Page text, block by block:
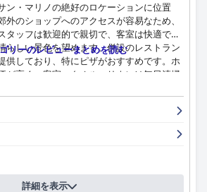
ン・マリノの絶好のロケーションに位置
外のショップへのアクセスが容易なため、
タッフは歓迎的で親切で、客室は快適で
らしい景色を望めます。併設のレストラン
供しており、特にピザがおすすめです。ホ
が高く、客室、タオル、リネンは毎日清掃
フはフレンドリーで親切、そして協力的で
ゲストの体験を真に思い出深いものにして
分な無料駐車場もあるため、車で旅行する
択肢です。ベッドは快適で、清潔な客室は
となっています。全体として、ホテル・ロ
での実用的で快適な滞在をお探しの方にと
リーのレビューまとめを読む
詳細を表示